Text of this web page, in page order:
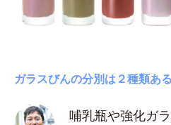
ガラスびんの分別は２種類ある
哺乳瓶や強化ガ